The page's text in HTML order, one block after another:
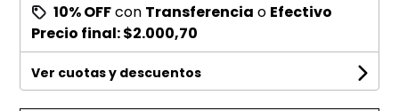
10% OFFcon Transferencia o Efectivo
Precio final:$2.000,70
Ver cuotas y descuentos